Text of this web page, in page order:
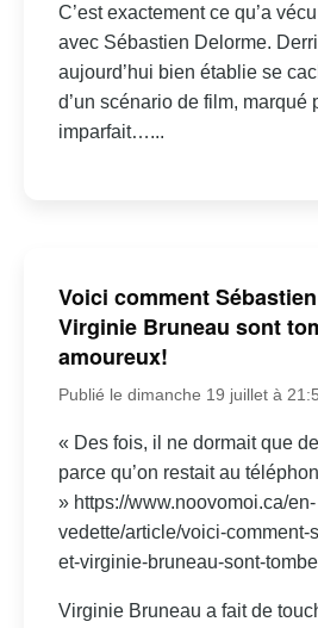
C’est exactement ce qu’a
avec Sébastien Delorme.
aujourd’hui bien établie se
d’un scénario de film, marqué
imparfait…...
Voici comment
Virginie Bruneau sont
amoureux!
Publié le dimanche 19 juillet à
« Des fois, il ne dormait que
parce qu’on restait au
» https://www.noovomoi.ca/en-
vedette/article/voici-comment-
et-virginie-bruneau-sont-
Virginie Bruneau a fait de